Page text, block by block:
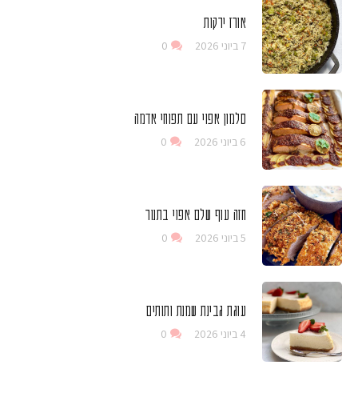
אורז ירקות
7 ביוני 2026 0
סלמון אפוי עם תפוחי אדמה
6 ביוני 2026 0
חזה עוף שלם אפוי בתנור
5 ביוני 2026 0
עוגת גבינת שמנת ותותים
4 ביוני 2026 0